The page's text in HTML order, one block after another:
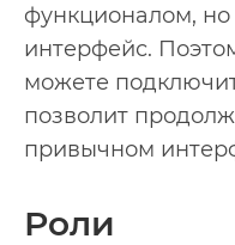
функционалом,
интерфейс.
можете
позволит
привычном
Роли